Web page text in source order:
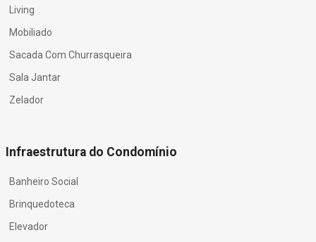
Living
Mobiliado
Sacada Com Churrasqueira
Sala Jantar
Zelador
Infraestrutura do Condomínio
Banheiro Social
Brinquedoteca
Elevador